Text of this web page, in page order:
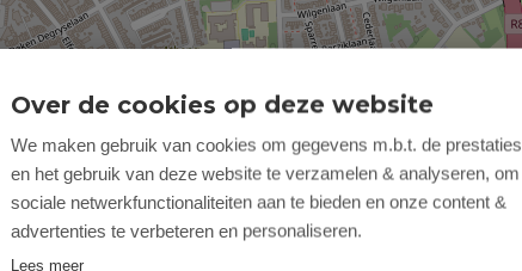
Over de cookies op deze website
We maken gebruik van cookies om gegevens m.b.t. de prestaties
en het gebruik van deze website te verzamelen & analyseren, om
sociale netwerkfunctionaliteiten aan te bieden en onze content &
advertenties te verbeteren en personaliseren.
Lees meer